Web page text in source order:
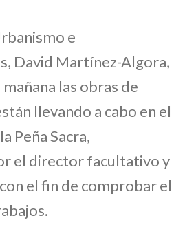
e
David Martínez-Algora,
las obras de
llevando a cabo en el
Peña Sacra,
el director facultativo y
el fin de comprobar el